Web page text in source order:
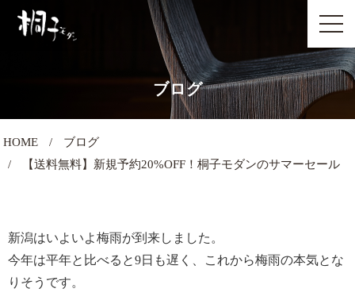
ブログ
HOME
ブログ
【送料無料】新規予約20%OFF！桐子モダンのサマーセール
新潟はいよいよ梅雨が到来しました。
今年は平年と比べると9日も遅く、これから梅雨の本気とな
りそうです。